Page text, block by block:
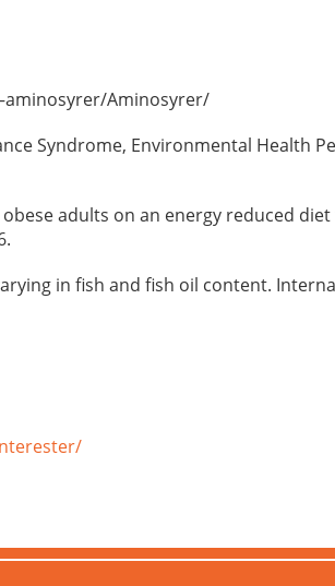
Aminosyrer/
Syndrome, Environmental Health
adults on an energy reduced diet
in fish and fish oil content.